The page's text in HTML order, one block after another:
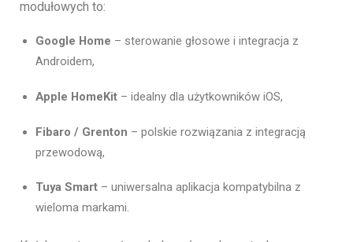
modułowych to:
Google Home – sterowanie głosowe i integracja z
Androidem,
Apple HomeKit – idealny dla użytkowników iOS,
Fibaro / Grenton – polskie rozwiązania z integracją
przewodową,
Tuya Smart – uniwersalna aplikacja kompatybilna z
wieloma markami.